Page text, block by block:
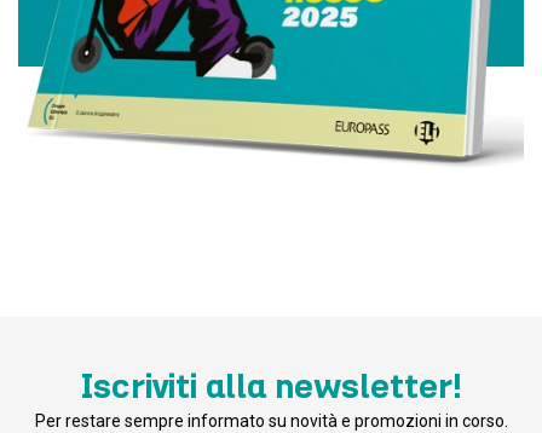
Iscriviti alla newsletter!
Per restare sempre informato su novità e promozioni in corso.